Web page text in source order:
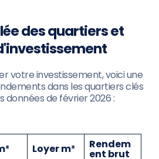
des quartiers et
votre investissement, voici une
dans les quartiers clés
données de février 2026 :
Loyer m² Rendem
ent brut